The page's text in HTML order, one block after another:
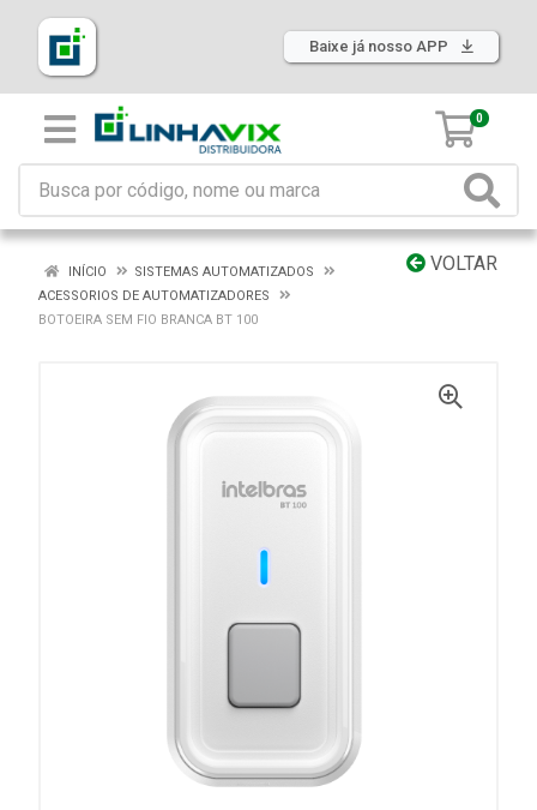
Baixe já nosso APP
0
VOLTAR
INÍCIO
SISTEMAS AUTOMATIZADOS
ACESSORIOS DE AUTOMATIZADORES
BOTOEIRA SEM FIO BRANCA BT 100